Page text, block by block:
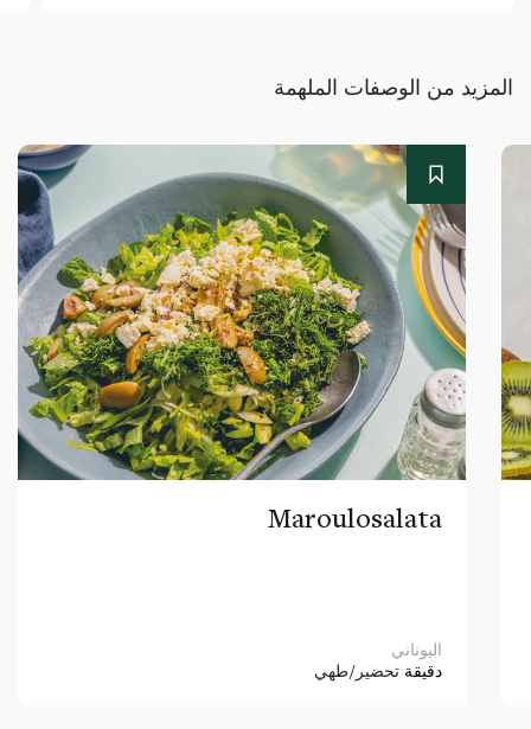
المزيد من الوصفات الملهمة
Maroulosalata
اليوناني
دقيقة تحضير/طهي